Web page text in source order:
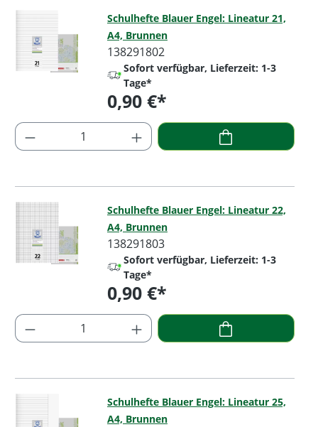
Schulhefte Blauer Engel: Lineatur 21,
A4, Brunnen
138291802
Sofort verfügbar, Lieferzeit: 1-3
Tage*
Regulärer Preis:
0,90 €*
Produkt Anzahl: Gib den gewünschten
Schulhefte Blauer Engel: Lineatur 22,
A4, Brunnen
138291803
Sofort verfügbar, Lieferzeit: 1-3
Tage*
Regulärer Preis:
0,90 €*
Produkt Anzahl: Gib den gewünschten
Schulhefte Blauer Engel: Lineatur 25,
A4, Brunnen